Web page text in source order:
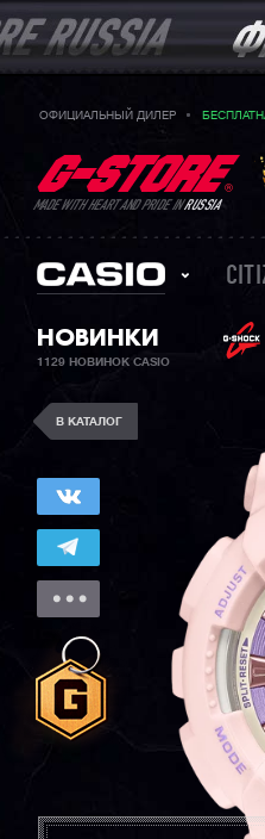
ОФИЦИАЛЬНЫЙ ДИЛЕР
MADE WITH HEART AND PRIDE INRUSSIA
НОВИНКИ
1129 НОВИНОК CASIO
В КАТАЛОГ